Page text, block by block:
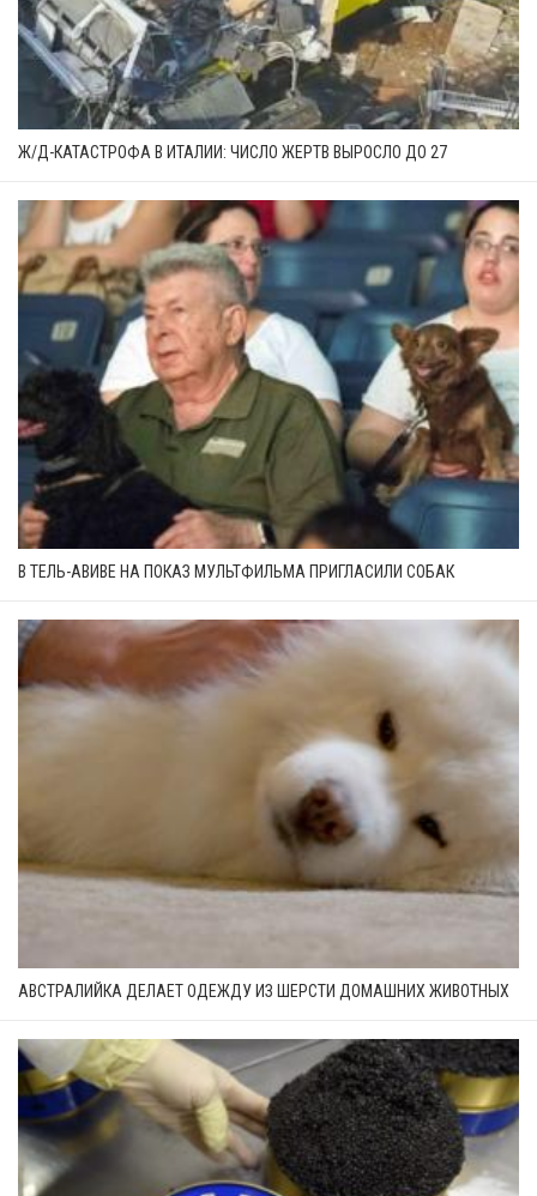
Ж/Д-КАТАСТРОФА В ИТАЛИИ: ЧИСЛО ЖЕРТВ ВЫРОСЛО ДО 27
В ТЕЛЬ-АВИВЕ НА ПОКАЗ МУЛЬТФИЛЬМА ПРИГЛАСИЛИ СОБАК
АВСТРАЛИЙКА ДЕЛАЕТ ОДЕЖДУ ИЗ ШЕРСТИ ДОМАШНИХ ЖИВОТНЫХ